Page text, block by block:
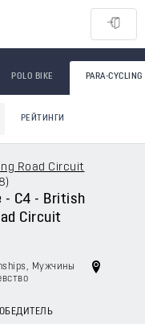
POLO BIKE PARA-CYCLING
РЕЙТИНГИ
Road Circuit
)
- C4 - British
Circuit
, Мужчины